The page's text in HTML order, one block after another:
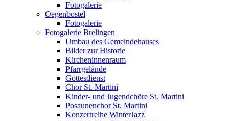
Fotogalerie
Oegenbostel
Fotogalerie
Fotogalerie Brelingen
Umbau des Gemeindehauses
Bilder zur Historie
Kircheninnenraum
Pfarrgelände
Gottesdienst
Chor St. Martini
Kinder- und Jugendchöre St. Martini
Posaunenchor St. Martini
Konzertreihe WinterJazz